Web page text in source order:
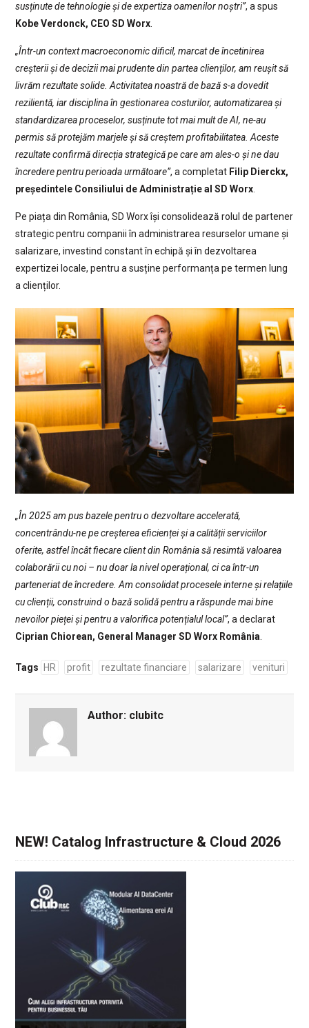
susținute de tehnologie și de expertiza oamenilor noștri”, a spus
Kobe Verdonck, CEO SD Worx.
„Într-un context macroeconomic dificil, marcat de încetinirea
creșterii și de decizii mai prudente din partea clienților, am reușit să
livrăm rezultate solide. Activitatea noastră de bază s-a dovedit
rezilientă, iar disciplina în gestionarea costurilor, automatizarea și
standardizarea proceselor, susținute tot mai mult de AI, ne-au
permis să protejăm marjele și să creștem profitabilitatea. Aceste
rezultate confirmă direcția strategică pe care am ales-o și ne dau
încredere pentru perioada următoare”, a completat Filip Dierckx,
președintele Consiliului de Administrație al SD Worx.
Pe piața din România, SD Worx își consolidează rolul de partener
strategic pentru companii în administrarea resurselor umane și
salarizare, investind constant în echipă și în dezvoltarea
expertizei locale, pentru a susține performanța pe termen lung
a clienților.
„În 2025 am pus bazele pentru o dezvoltare accelerată,
concentrându-ne pe creșterea eficienței și a calității serviciilor
oferite, astfel încât fiecare client din România să resimtă valoarea
colaborării cu noi – nu doar la nivel operațional, ci ca într-un
parteneriat de încredere. Am consolidat procesele interne și relațiile
cu clienții, construind o bază solidă pentru a răspunde mai bine
nevoilor pieței și pentru a valorifica potențialul local”, a declarat
Ciprian Chiorean, General Manager SD Worx România.
Tags HR profit rezultate financiare salarizare venituri
Author: clubitc
NEW! Catalog Infrastructure & Cloud 2026